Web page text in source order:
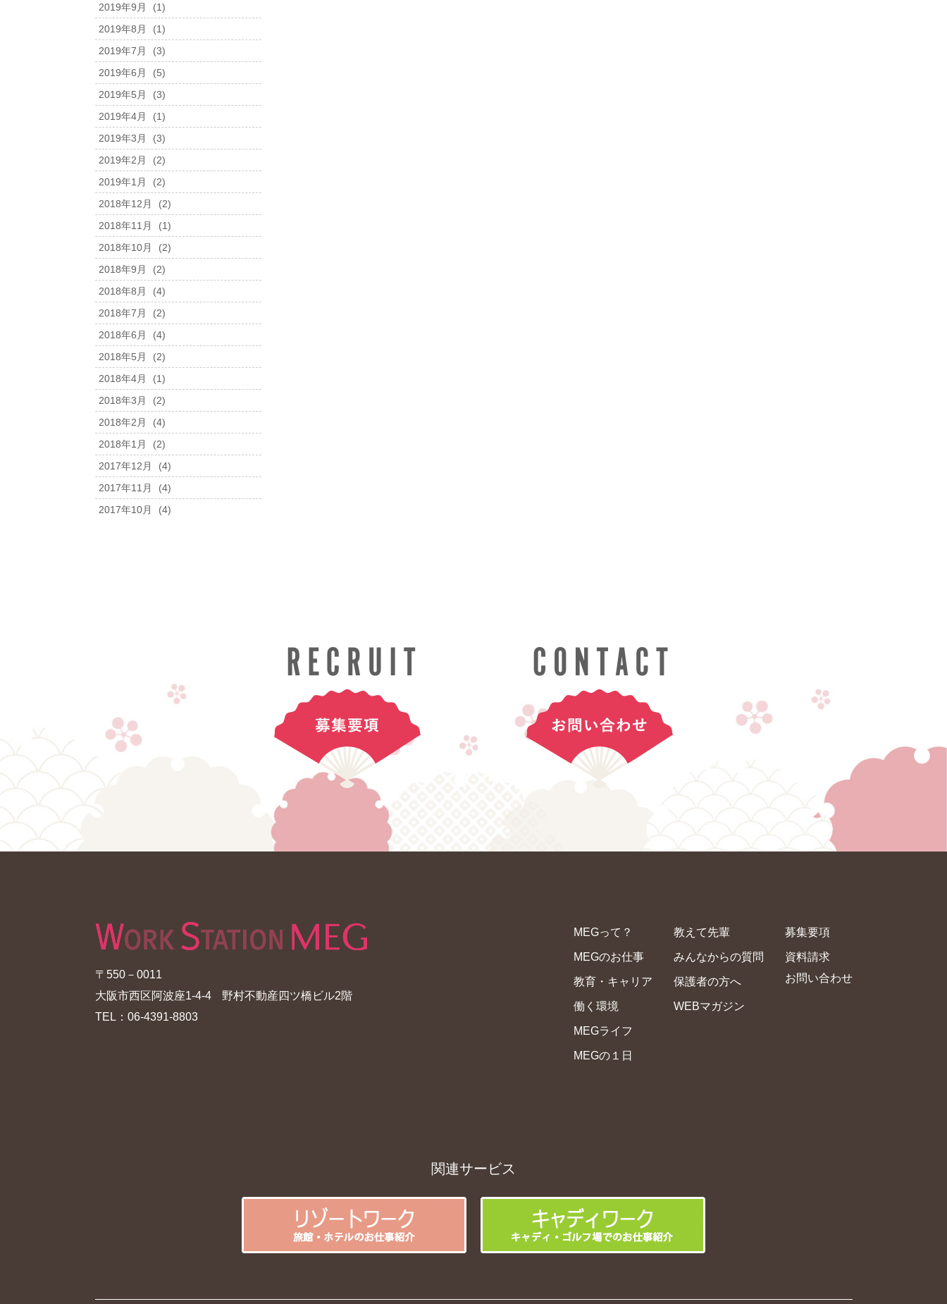
2019年9月
(1)
2019年8月
(1)
2019年7月
(3)
2019年6月
(5)
2019年5月
(3)
2019年4月
(1)
2019年3月
(3)
2019年2月
(2)
2019年1月
(2)
2018年12月
(2)
2018年11月
(1)
2018年10月
(2)
2018年9月
(2)
2018年8月
(4)
2018年7月
(2)
2018年6月
(4)
2018年5月
(2)
2018年4月
(1)
2018年3月
(2)
2018年2月
(4)
2018年1月
(2)
2017年12月
(4)
2017年11月
(4)
2017年10月
(4)
〒550－0011
大阪市西区阿波座1-4-4
野村不動産四ツ橋ビル2階
TEL： 06-4391-8803
MEGって？
MEGのお仕事
教育・キャリア
働く環境
MEGライフ
MEGの１日
教えて先輩
みんなからの質問
保護者の方へ
WEBマガジン
募集要項
資料請求
お問い合わせ
関連サービス